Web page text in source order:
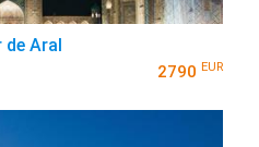
Aral
2790 EUR